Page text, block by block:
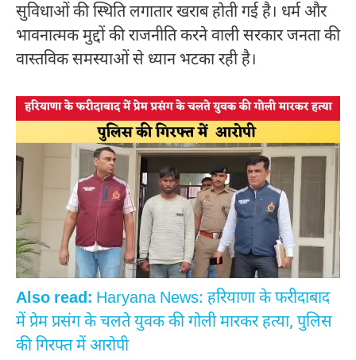
सुविधाओं की स्थिति लगातार खराब होती गई है। धर्म और
भावनात्मक मुद्दों की राजनीति करने वाली सरकार जनता की
वास्तविक समस्याओं से ध्यान भटका रही है।
Also read: Haryana News: हरियाणा के फरीदाबाद
में प्रेम प्रसंग के चलते युवक की गोली मारकर हत्या, पुलिस
की गिरफ्त में आरोपी